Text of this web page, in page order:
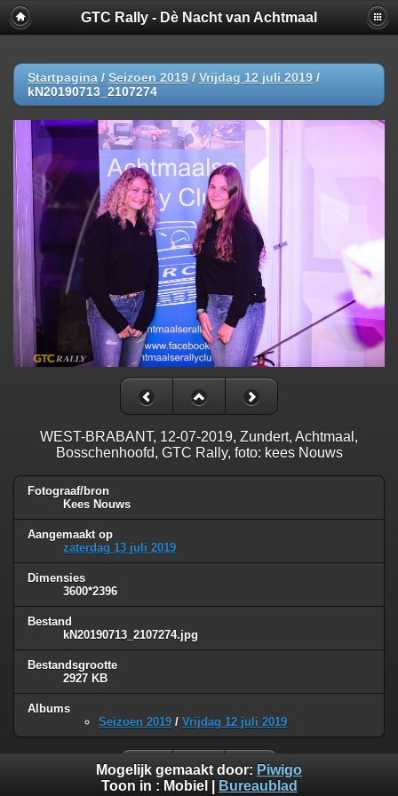
GTC Rally - Dè Nacht van Achtmaal
Startpagina / Seizoen 2019 / Vrijdag 12 juli 2019 /
kN20190713_2107274
WEST-BRABANT, 12-07-2019, Zundert, Achtmaal,
Bosschenhoofd, GTC Rally, foto: kees Nouws
Fotograaf/bron
Kees Nouws
Aangemaakt op
zaterdag 13 juli 2019
Dimensies
3600*2396
Bestand
kN20190713_2107274.jpg
Bestandsgrootte
2927 KB
Albums
Seizoen 2019 / Vrijdag 12 juli 2019
Mogelijk gemaakt door: Piwigo
Toon in : Mobiel Bureaublad